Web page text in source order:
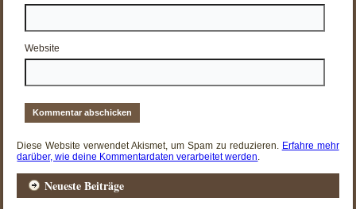
Website
Diese Website verwendet Akismet, um Spam zu reduzieren. Erfahre mehr
darüber, wie deine Kommentardaten verarbeitet werden
Neueste Beiträge